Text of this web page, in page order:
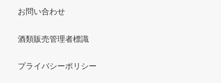
お問い合わせ
酒類販売管理者標識
プライバシーポリシー